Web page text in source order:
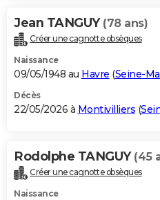
Jean TANGUY (78 ans)
Créer une cagnotte obsèques
Naissance
09/05/1948 au Havre (Seine-
Décès
22/05/2026 à Montivilliers (
Rodolphe TANGUY (45
Créer une cagnotte obsèques
Naissance